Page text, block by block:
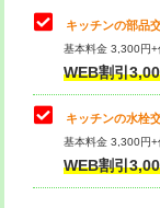
給水管工事※（塩
用/3ｍまで)
給水管工事※（
用（追加）/3ｍ超
給水管工事※（
管・ポリ管・HT
理・調整・分解
止水・漏水調査
理・調整・分解
お風呂タンク脱着
その他部品の脱着
キッチンの部品
基本料金 3,300円
WEB割引
キッチンの水栓
基本料金 3,300円
WEB割引